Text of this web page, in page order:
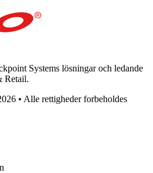
Systems lösningar och ledande
Retail.
• Alle rettigheder forbeholdes